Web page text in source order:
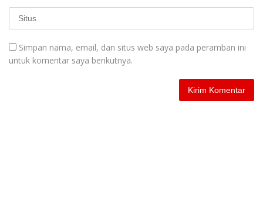
Simpan nama, email, dan situs web saya pada peramban ini
untuk komentar saya berikutnya.